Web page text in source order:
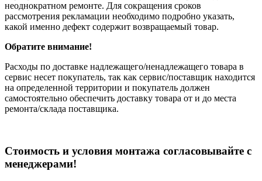
неоднократном ремонте. Для сокращения сроков
рассмотрения рекламации необходимо подробно указать,
какой именно дефект содержит возвращаемый товар.
Обратите внимание!
Расходы по доставке надлежащего/ненадлежащего товара в
сервис несет покупатель, так как сервис/поставщик находится
на определенной территории и покупатель должен
самостоятельно обеспечить доставку товара от и до места
ремонта/склада поставщика.
Cтоимость и условия монтажа согласовывайте с
менеджерами!